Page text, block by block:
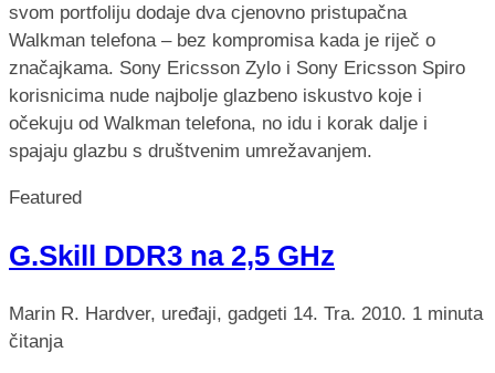
svom portfoliju dodaje dva cjenovno pristupačna
Walkman telefona – bez kompromisa kada je riječ o
značajkama. Sony Ericsson Zylo i Sony Ericsson Spiro
korisnicima nude najbolje glazbeno iskustvo koje i
očekuju od Walkman telefona, no idu i korak dalje i
spajaju glazbu s društvenim umrežavanjem.
Featured
G.Skill DDR3 na 2,5 GHz
Marin R. Hardver, uređaji, gadgeti 14. Tra. 2010. 1 minuta
čitanja